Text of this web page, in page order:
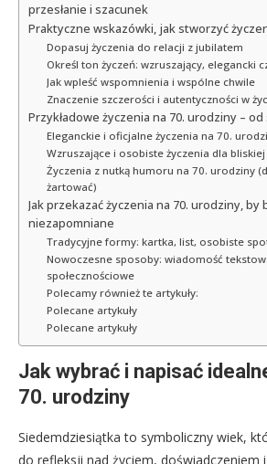
przesłanie i szacunek
Praktyczne wskazówki, jak stworzyć
Dopasuj życzenia do relacji z jubilatem
Określ ton życzeń: wzruszający, elegancki
Jak wpleść wspomnienia i wspólne chwile
Znaczenie szczerości i autentyczności w
Przykładowe życzenia na 70. urodziny – od
Eleganckie i oficjalne życzenia na 70.
Wzruszające i osobiste życzenia dla
Życzenia z nutką humoru na 70. urodziny
żartować)
Jak przekazać życzenia na 70. urodziny, by
niezapomniane
Tradycyjne formy: kartka, list, osobiste
Nowoczesne sposoby: wiadomość
społecznościowe
Polecamy również te artykuły:
Polecane artykuły
Polecane artykuły
Jak wybrać i napisać
70. urodziny
Siedemdziesiątka to symboliczny wiek,
do refleksji nad życiem, doświadczeniem